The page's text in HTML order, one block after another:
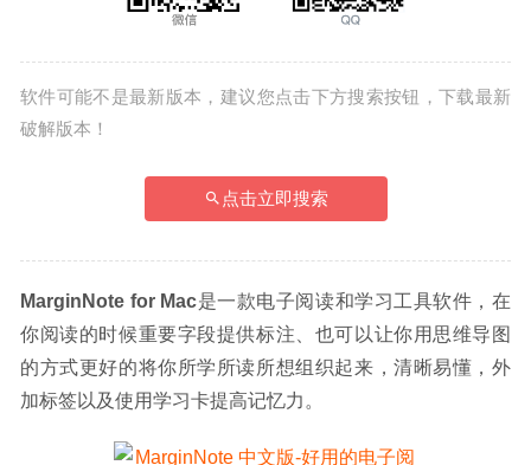
软件可能不是最新版本，建议您点击下方搜索按钮，下载最新
破解版本！
点击立即搜索
MarginNote for Mac是一款电子阅读和学习工具软件，在
你阅读的时候重要字段提供标注、也可以让你用思维导图
的方式更好的将你所学所读所想组织起来，清晰易懂，外
加标签以及使用学习卡提高记忆力。